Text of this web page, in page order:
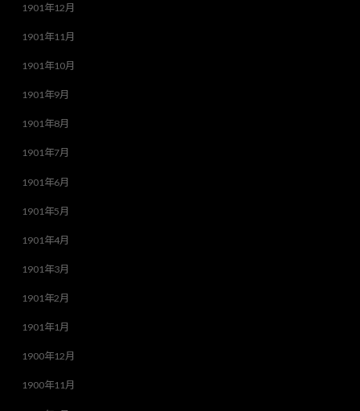
1901年12月
1901年11月
1901年10月
1901年9月
1901年8月
1901年7月
1901年6月
1901年5月
1901年4月
1901年3月
1901年2月
1901年1月
1900年12月
1900年11月